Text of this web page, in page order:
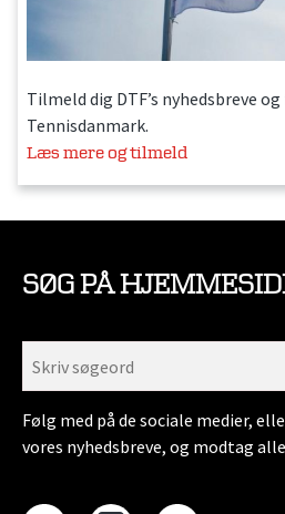
Tilmeld dig DTF’s nyhedsbreve
Tennisdanmark.
Læs mere og tilmeld
SØG PÅ
Følg med på de sociale medier,
vores nyhedsbreve, og modtag